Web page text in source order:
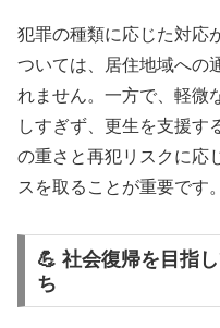
犯罪の種類に応じた対応
ついては、居住地域への
れません。一方で、軽微
しすぎず、更生を支援す
の重さと再犯リスクに応
スを取ることが重要です。
💪 社会復帰を目指
ち